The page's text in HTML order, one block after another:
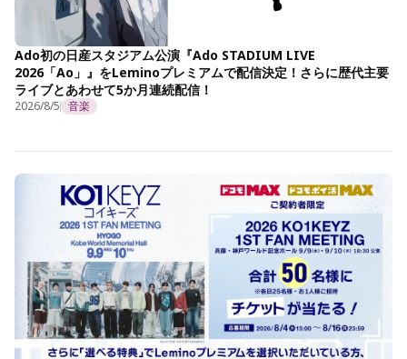
Ado初の日産スタジアム公演『Ado STADIUM LIVE
2026「Ao」』をLeminoプレミアムで配信決定！さらに歴代主要
ライブとあわせて5か月連続配信！
2026/8/5 音楽